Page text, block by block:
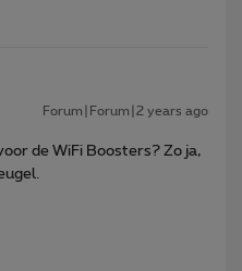
Forum|Forum|2 years ago
de WiFi Boosters? Zo ja,